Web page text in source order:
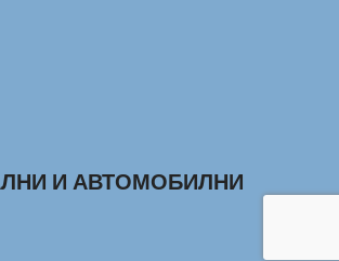
И АВТОМОБИЛНИ